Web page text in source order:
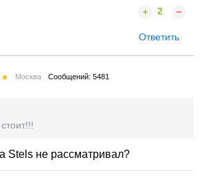
2
Ответить
Москва Сообщений: 5481
Stels не рассматривал?